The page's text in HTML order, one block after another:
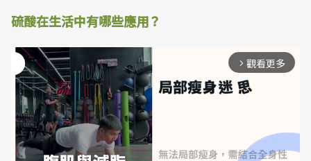
硫酸在生活中有哪些應用？
arrow_forward_ios 觀看更多